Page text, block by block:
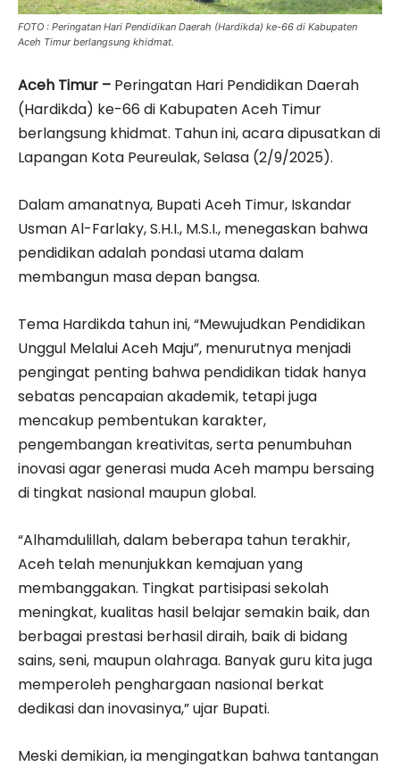
FOTO : Peringatan Hari Pendidikan Daerah (Hardikda) ke-66 di Kabupaten
Aceh Timur berlangsung khidmat.
Aceh Timur – Peringatan Hari Pendidikan Daerah
(Hardikda) ke-66 di Kabupaten Aceh Timur
berlangsung khidmat. Tahun ini, acara dipusatkan di
Lapangan Kota Peureulak, Selasa (2/9/2025).
Dalam amanatnya, Bupati Aceh Timur, Iskandar
Usman Al-Farlaky, S.H.I., M.S.I., menegaskan bahwa
pendidikan adalah pondasi utama dalam
membangun masa depan bangsa.
Tema Hardikda tahun ini, “Mewujudkan Pendidikan
Unggul Melalui Aceh Maju”, menurutnya menjadi
pengingat penting bahwa pendidikan tidak hanya
sebatas pencapaian akademik, tetapi juga
mencakup pembentukan karakter,
pengembangan kreativitas, serta penumbuhan
inovasi agar generasi muda Aceh mampu bersaing
di tingkat nasional maupun global.
“Alhamdulillah, dalam beberapa tahun terakhir,
Aceh telah menunjukkan kemajuan yang
membanggakan. Tingkat partisipasi sekolah
meningkat, kualitas hasil belajar semakin baik, dan
berbagai prestasi berhasil diraih, baik di bidang
sains, seni, maupun olahraga. Banyak guru kita juga
memperoleh penghargaan nasional berkat
dedikasi dan inovasinya,” ujar Bupati.
Meski demikian, ia mengingatkan bahwa tantangan